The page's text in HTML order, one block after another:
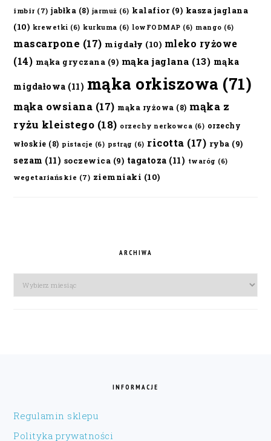
imbir (7) jabłka (8) jarmuż (6) kalafior(9) kasza jaglana
(10) krewetki (6) kurkuma (6) lowFODMAP (6) mango (6)
mascarpone (17) migdały (10) mleko ryżowe
(14) mąka gryczana (9) mąka jaglana (13) mąka
migdałowa (11) mąka orkiszowa (71)
mąka owsiana (17) mąka ryżowa (8) mąka z
ryżu kleistego (18) orzechy nerkowca (6) orzechy
włoskie (8) pistacje (6) pstrąg (6) ricotta (17) ryba (9)
sezam (11) soczewica (9) tagatoza (11) twaróg (6)
wegetariańskie (7) ziemniaki (10)
ARCHIWA
Archiwa
INFORMACJE
Regulamin sklepu
Polityka prywatności